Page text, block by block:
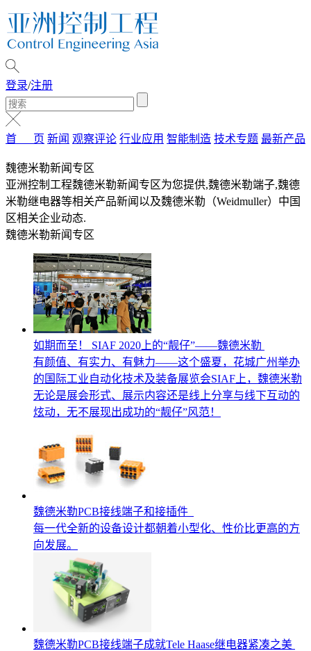
登录/注册
首 页 新闻 观察评论 行业应用 智能制造 技术专题 最新产品
魏德米勒新闻专区
亚洲控制工程魏德米勒新闻专区为您提供,魏德米勒端子,魏德
米勒继电器等相关产品新闻以及魏德米勒（Weidmuller）中国
区相关企业动态.
魏德米勒新闻专区
如期而至！ SIAF 2020上的“靓仔”——魏德米勒
有颜值、有实力、有魅力——这个盛夏，花城广州举办
的国际工业自动化技术及装备展览会SIAF上，魏德米勒
无论是展会形式、展示内容还是线上分享与线下互动的
炫动，无不展现出成功的“靓仔”风范！
魏德米勒PCB接线端子和接插件
每一代全新的设备设计都朝着小型化、性价比更高的方
向发展。
魏德米勒PCB接线端子成就Tele Haase继电器紧凑之美